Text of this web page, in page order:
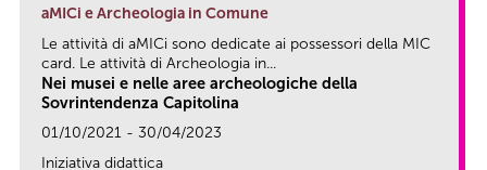
aMICi e Archeologia in Comune
Le attività di aMICi sono dedicate ai possessori della MIC
card. Le attività di Archeologia in...
Nei musei e nelle aree archeologiche della
Sovrintendenza Capitolina
01/10/2021 - 30/04/2023
Iniziativa didattica